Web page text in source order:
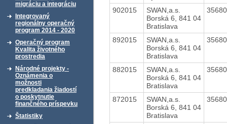
migráciu a integráciu
Integrovaný
regionálny operačný
program 2014 - 2020
Operačný program
Kvalita životného
prostredia
Národné projekty -
Oznámenia o
možnosti
predkladania žiadostí
o poskytnutie
finančného príspevku
Štatistiky
902015
SWAN,a.s.
Borská 6, 841 04
Bratislava
892015
SWAN,a.s.
Borská 6, 841 04
Bratislava
882015
SWAN,a.s.
Borská 6, 841 04
Bratislava
872015
SWAN,a.s.
Borská 6, 841 04
Bratislava